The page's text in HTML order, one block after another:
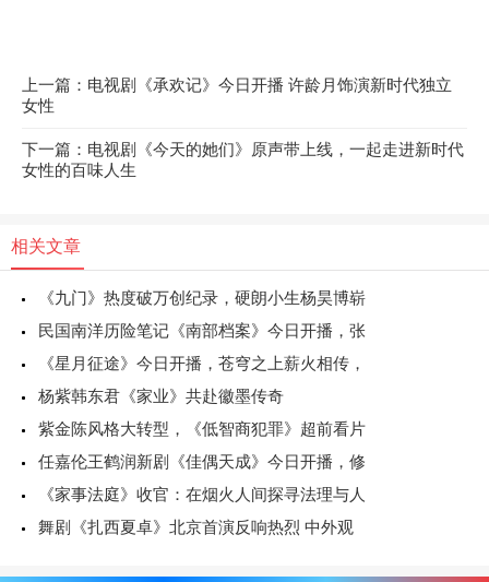
上一篇：电视剧《承欢记》今日开播 许龄月饰演新时代独立
女性
下一篇：电视剧《今天的她们》原声带上线，一起走进新时代
女性的百味人生
相关文章
《九门》热度破万创纪录，硬朗小生杨昊博崭
民国南洋历险笔记《南部档案》今日开播，张
《星月征途》今日开播，苍穹之上薪火相传，
杨紫韩东君《家业》共赴徽墨传奇
紫金陈风格大转型，《低智商犯罪》超前看片
任嘉伦王鹤润新剧《佳偶天成》今日开播，修
《家事法庭》收官：在烟火人间探寻法理与人
舞剧《扎西夏卓》北京首演反响热烈 中外观